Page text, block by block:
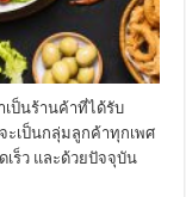
ป็นร้านค้าที่ได้รับ
เป็นกลุ่มลูกค้าทุกเพศ
เร็ว และด้วยปัจจุบัน